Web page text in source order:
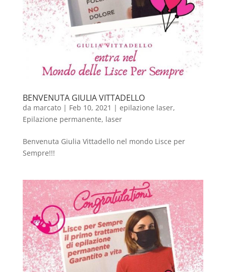
BENVENUTA GIULIA VITTADELLO
da marcato| Feb 10, 2021 | epilazione laser,
Epilazione permanente, laser
Benvenuta Giulia Vittadello nel mondo Lisce per
Sempre!!!